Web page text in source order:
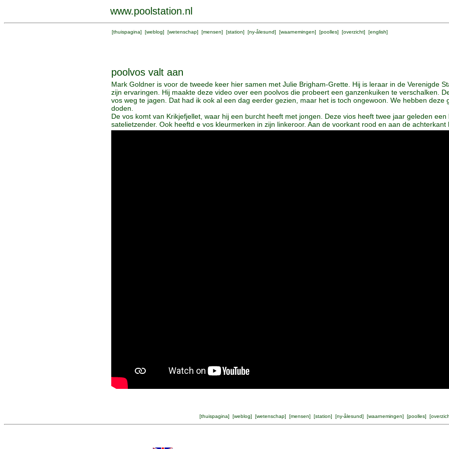
www.poolstation.nl
[thuispagina] [weblog] [wetenschap] [mensen] [station] [ny-ålesund] [waarnemingen] [poolles] [overzicht] [english]
poolvos valt aan
Mark Goldner is voor de tweede keer hier samen met Julie Brigham-Grette. Hij is leraar in de Verenigde
zijn ervaringen. Hij maakte deze video over een poolvos die probeert een ganzenkuiken te verschalken.
vos weg te jagen. Dat had ik ook al een dag eerder gezien, maar het is toch ongewoon. We hebben deze
doden.
De vos komt van Krikjefjellet, waar hij een burcht heeft met jongen. Deze vios heeft twee jaar geleden
satelietzender. Ook heeftd e vos kleurmerken in zijn linkeroor. Aan de voorkant rood en aan de achterkant
[thuispagina] [weblog] [wetenschap] [mensen] [station] [ny-ålesund] [waarnemingen] [poolles] [